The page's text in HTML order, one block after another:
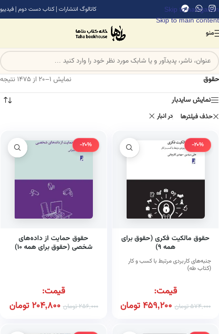
Skip to navigation
Skip to main content
کاتالوگ انتشارات | کتاب دست دوم | فیدیبو
منو
حقوق
نمایش 1–20 از 1475 نتیجه
نمایش سایدبار
حذف فیلترها در انبار
-20%
حقوق مالکیت فکری (حقوق برای
همه ۹)
جنبه‌های کاربردی مرتبط با کسب و کار
(کتاب طه)
قیمت:
574,000تومان 459,200تومان
-20%
حقوق حمایت از داده‌های
شخصی (حقوق برای همه ۱۰)
قیمت:
256,000تومان 204,800تومان